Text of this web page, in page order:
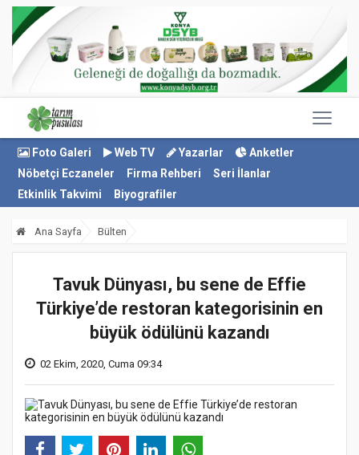
Foto Galeri Web TV Yazarlar
Anketler
Nöbetçi Eczaneler
Firma Rehberi
Seri İlanlar
Etkinlik Takvimi
Biyografiler
Ana Sayfa Bülten
Tavuk Dünyası, bu sene de Effie
Türkiye’de restoran kategorisinin en
büyük ödülünü kazandı
02 Ekim, 2020, Cuma 09:34